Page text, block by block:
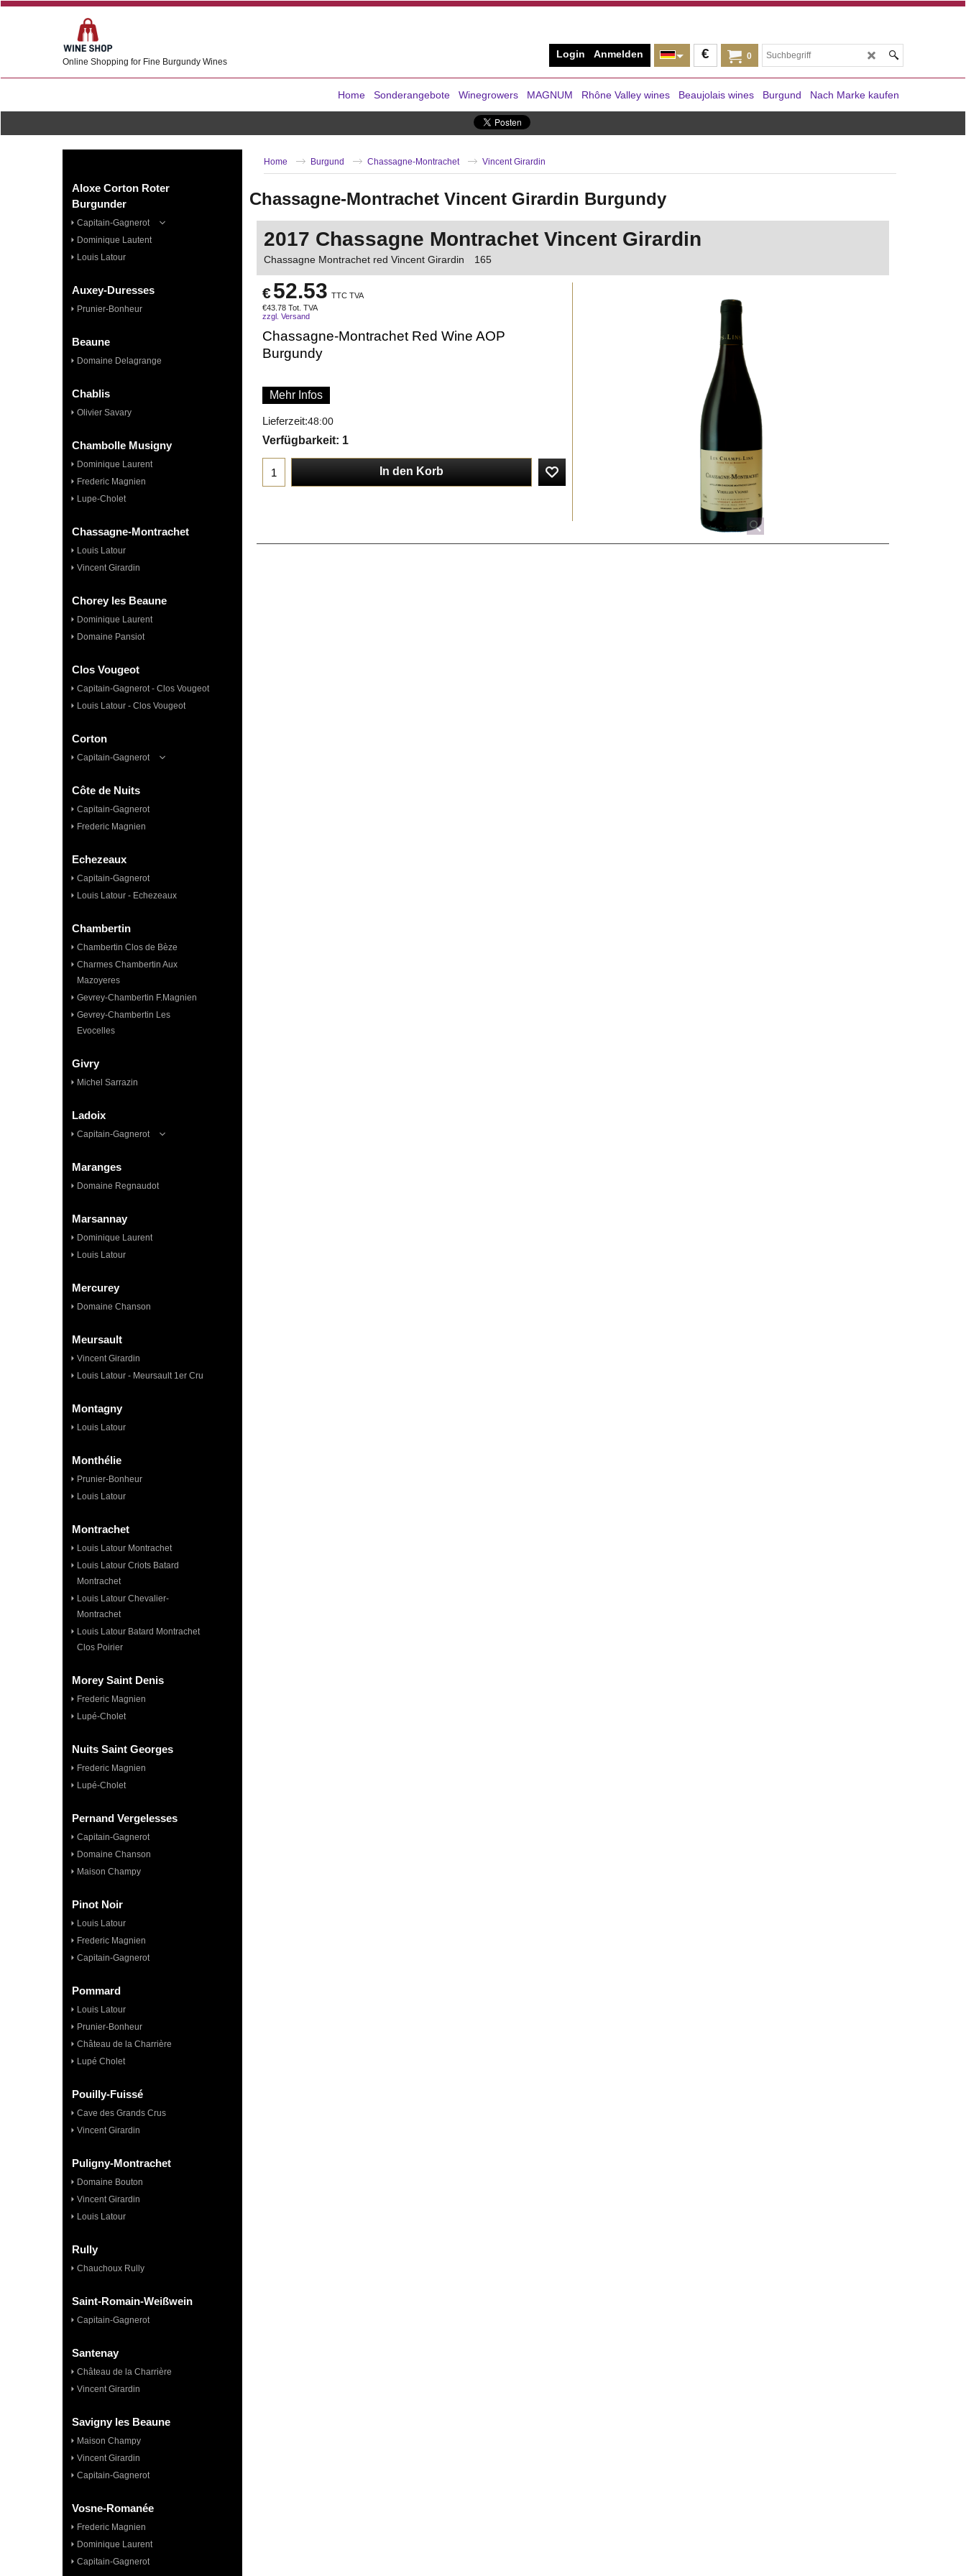
Online Shopping for Fine Burgundy Wines
0
€
Login Anmelden
Home Sonderangebote Winegrowers MAGNUM Rhône Valley wines Beaujolais wines Burgund Nach Marke kaufen
Aloxe Corton Roter
Burgunder
Capitain-Gagnerot
Dominique Lautent
Louis Latour
Auxey-Duresses
Prunier-Bonheur
Beaune
Domaine Delagrange
Chablis
Olivier Savary
Chambolle Musigny
Dominique Laurent
Frederic Magnien
Lupe-Cholet
Chassagne-Montrachet
Louis Latour
Vincent Girardin
Chorey les Beaune
Dominique Laurent
Domaine Pansiot
Clos Vougeot
Capitain-Gagnerot - Clos Vougeot
Louis Latour - Clos Vougeot
Corton
Capitain-Gagnerot
Côte de Nuits
Capitain-Gagnerot
Frederic Magnien
Echezeaux
Capitain-Gagnerot
Louis Latour - Echezeaux
Chambertin
Chambertin Clos de Bèze
Charmes Chambertin Aux
Mazoyeres
Gevrey-Chambertin F.Magnien
Gevrey-Chambertin Les
Evocelles
Givry
Michel Sarrazin
Ladoix
Capitain-Gagnerot
Maranges
Domaine Regnaudot
Marsannay
Dominique Laurent
Louis Latour
Mercurey
Domaine Chanson
Meursault
Vincent Girardin
Louis Latour - Meursault 1er Cru
Montagny
Louis Latour
Monthélie
Prunier-Bonheur
Louis Latour
Montrachet
Louis Latour Montrachet
Louis Latour Criots Batard
Montrachet
Louis Latour Chevalier-
Montrachet
Louis Latour Batard Montrachet
Clos Poirier
Morey Saint Denis
Frederic Magnien
Lupé-Cholet
Nuits Saint Georges
Frederic Magnien
Lupé-Cholet
Pernand Vergelesses
Capitain-Gagnerot
Domaine Chanson
Maison Champy
Pinot Noir
Louis Latour
Frederic Magnien
Capitain-Gagnerot
Pommard
Louis Latour
Prunier-Bonheur
Château de la Charrière
Lupé Cholet
Pouilly-Fuissé
Cave des Grands Crus
Vincent Girardin
Puligny-Montrachet
Domaine Bouton
Vincent Girardin
Louis Latour
Rully
Chauchoux Rully
Saint-Romain-Weißwein
Capitain-Gagnerot
Santenay
Château de la Charrière
Vincent Girardin
Savigny les Beaune
Maison Champy
Vincent Girardin
Capitain-Gagnerot
Vosne-Romanée
Frederic Magnien
Dominique Laurent
Capitain-Gagnerot
Home Burgund Chassagne-Montrachet Vincent Girardin
Chassagne-Montrachet Vincent Girardin Burgundy
2017 Chassagne Montrachet Vincent Girardin
Chassagne Montrachet red Vincent Girardin 165
€52.53 TTC TVA
€43.78 Tot. TVA
zzgl. Versand
Chassagne-Montrachet Red Wine AOP
Burgundy
Mehr Infos
Lieferzeit:48:00
Verfügbarkeit: 1
In den Korb